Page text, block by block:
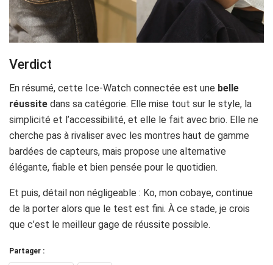
Verdict
En résumé, cette Ice-Watch connectée est une belle
réussite dans sa catégorie. Elle mise tout sur le style, la
simplicité et l’accessibilité, et elle le fait avec brio. Elle ne
cherche pas à rivaliser avec les montres haut de gamme
bardées de capteurs, mais propose une alternative
élégante, fiable et bien pensée pour le quotidien.
Et puis, détail non négligeable : Ko, mon cobaye, continue
de la porter alors que le test est fini. À ce stade, je crois
que c’est le meilleur gage de réussite possible.
Partager :